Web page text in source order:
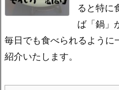
ると特に
ば「鍋」
毎日でも食べられるように
紹介いたします。